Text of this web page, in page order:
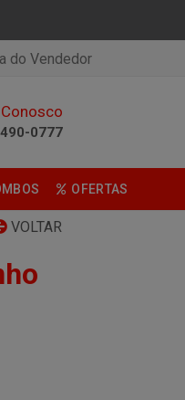
do Vendedor
0777
OFERTAS
VOLTAR